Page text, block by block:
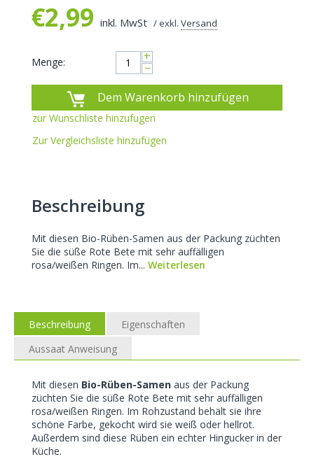
€2,99 inkl. MwSt / exkl. Versand
Menge: +
−
Dem Warenkorb hinzufügen
zur Wunschliste hinzufugen
Zur Vergleichsliste hinzufügen
Beschreibung
Mit diesen Bio-Rüben-Samen aus der Packung züchten
Sie die süße Rote Bete mit sehr auffälligen
rosa/weißen Ringen. Im... Weiterlesen
Beschreibung
Eigenschaften
Aussaat Anweisung
Mit diesen Bio-Rüben-Samen aus der Packung
züchten Sie die süße Rote Bete mit sehr auffälligen
rosa/weißen Ringen. Im Rohzustand behält sie ihre
schöne Farbe, gekocht wird sie weiß oder hellrot.
Außerdem sind diese Rüben ein echter Hingucker in der
Küche.